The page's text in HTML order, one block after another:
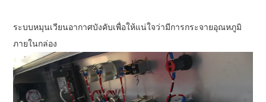
ระบบหมุนเวียนอากาศบังคับเพื่อให้แน่ใจว่ามีการกระจายอุณหภูมิ
ภายในกล่อง